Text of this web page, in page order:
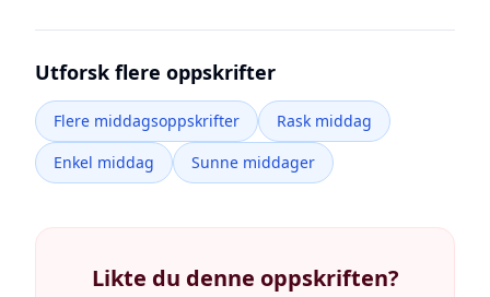
Utforsk flere oppskrifter
Flere middagsoppskrifter
Rask middag
Enkel middag
Sunne middager
Likte du denne oppskriften?